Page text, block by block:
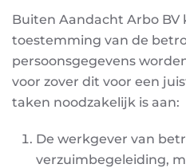
Buiten Aandacht Arbo BV
toestemming van de
persoonsgegevens
voor zover dit voor een
taken noodzakelijk is aan:
De werkgever van
verzuimbegeleiding,